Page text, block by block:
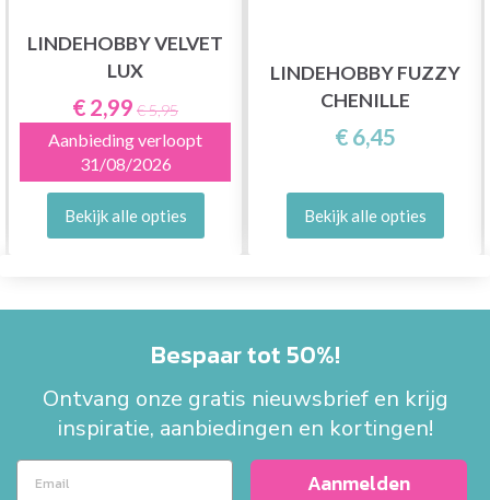
LINDEHOBBY VELVET
LUX
€ 2,99 € 5,95
Aanbieding verloopt
31/08/2026
Bekijk alle opties
LINDEHOBBY FUZZY
CHENILLE
€ 6,45
Bekijk alle opties
Bespaar tot 50%!
Ontvang onze gratis nieuwsbrief en krijg
inspiratie, aanbiedingen en kortingen!
Aanmelden